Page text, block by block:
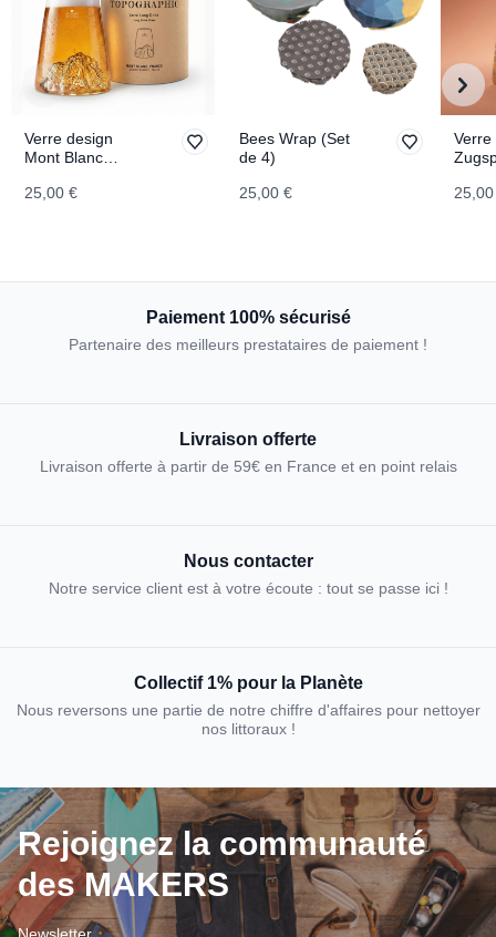
Verre design
Mont Blanc
25,00 €
Bees Wrap (Set
de 4)
25,00 €
Verre
Paiement 100% sécurisé
Partenaire des meilleurs prestataires de paiement !
Livraison offerte
Livraison offerte à partir de 59€ en France et en point relais
Nous contacter
Notre service client est à votre écoute : tout se passe ici !
Collectif 1% pour la Planète
Nous reversons une partie de notre chiffre d'affaires pour nettoyer
nos littoraux !
Rejoignez la communauté
des MAKERS